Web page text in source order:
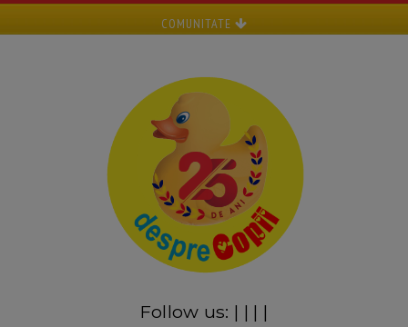
COMUNITATE
Follow us: | | | |